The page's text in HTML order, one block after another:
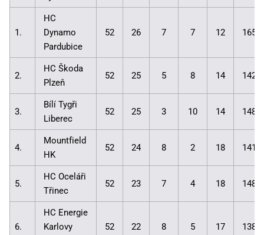
1.
HC
Dynamo
Pardubice
52 26 7 7 12
2.
HC Škoda
Plzeň
52 25 5 8 14
3.
Bílí Tygři
Liberec
52 25 3 10 14
4.
Mountfield
HK
52 24 8 2 18
5.
HC Oceláři
Třinec
52 23 7 4 18
6.
HC Energie
Karlovy
52 22 8 5 17